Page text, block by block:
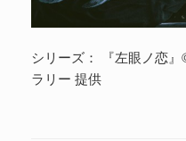
シリーズ： 『左眼ノ恋
ラリー 提供